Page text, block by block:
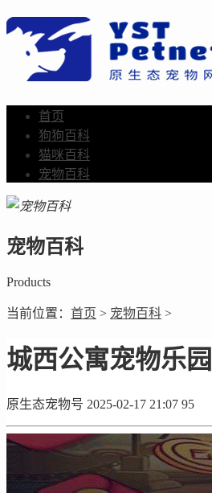
首页
狗狗百科
猫咪百科
宠物百科
宠物百科
Products
当前位置： 首页 > 宠物百科 >
城西公寓宠物乐园
原生态宠物号 2025-02-17 21:07 95